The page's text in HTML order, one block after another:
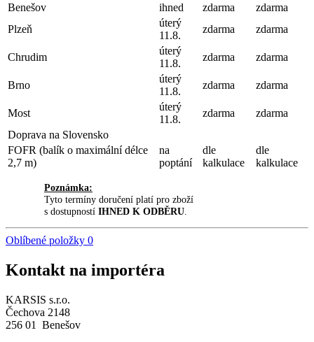
Benešov
ihned zdarma
zdarma
Plzeň
úterý
11.8.
zdarma zdarma
Chrudim
úterý
11.8.
zdarma zdarma
Brno
úterý
11.8.
zdarma zdarma
Most
úterý
11.8.
zdarma
zdarma
Doprava na Slovensko
FOFR (balík o maximální délce
2,7 m)
na
poptání
dle
kalkulace
dle
kalkulace
Poznámka:
Tyto termíny doručení platí pro zboží
s dostupností IHNED K ODBĚRU
Oblíbené položky 0
Kontakt na importéra
KARSIS s.r.o.
Čechova 2148
256 01 Benešov